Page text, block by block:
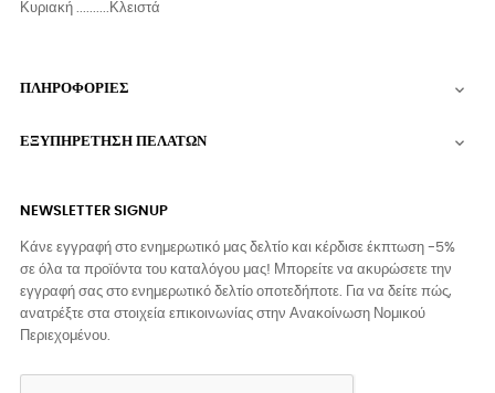
Κυριακή ..........Κλειστά
ΠΛΗΡΟΦΟΡΙΕΣ 
ΕΞΥΠΗΡΕΤΗΣΗ ΠΕΛΑΤΩΝ 
NEWSLETTER SIGNUP
Κάνε εγγραφή στο ενημερωτικό μας δελτίο και κέρδισε έκπτωση -5%
σε όλα τα προϊόντα του καταλόγου μας! Μπορείτε να ακυρώσετε την
εγγραφή σας στο ενημερωτικό δελτίο οποτεδήποτε. Για να δείτε πώς,
ανατρέξτε στα στοιχεία επικοινωνίας στην Ανακοίνωση Νομικού
Περιεχομένου.